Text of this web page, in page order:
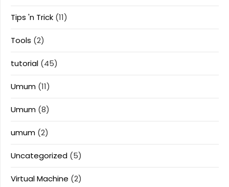
Tips 'n Trick (11)
Tools (2)
tutorial (45)
Umum (11)
Umum (8)
umum (2)
Uncategorized (5)
Virtual Machine (2)